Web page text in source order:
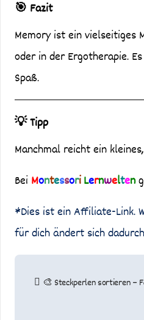
🎯 Fazit
Memory ist ein vielseitiges
oder in der Ergotherapie.
Spaß.
💡 Tipp
Manchmal reicht ein
Bei MontessoriLernwelten
*Dies ist ein Affiliate-Link.
für dich ändert sich
Beitragsnavigation
🎨 Steckperlen sortieren –